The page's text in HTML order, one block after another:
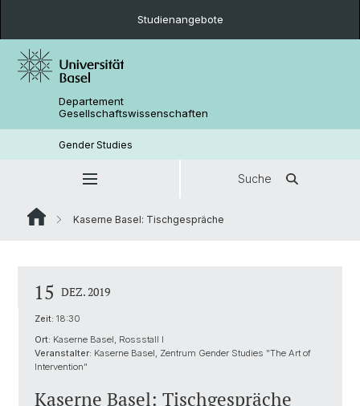
Studienangebote
Departement
Gesellschaftswissenschaften
Gender Studies
Suche
Kaserne Basel: Tischgespräche
15 DEZ. 2019
Zeit: 18:30
Ort: Kaserne Basel, Rossstall I
Veranstalter: Kaserne Basel, Zentrum Gender Studies "The Art of
Intervention"
Kaserne Basel: Tischgespräche